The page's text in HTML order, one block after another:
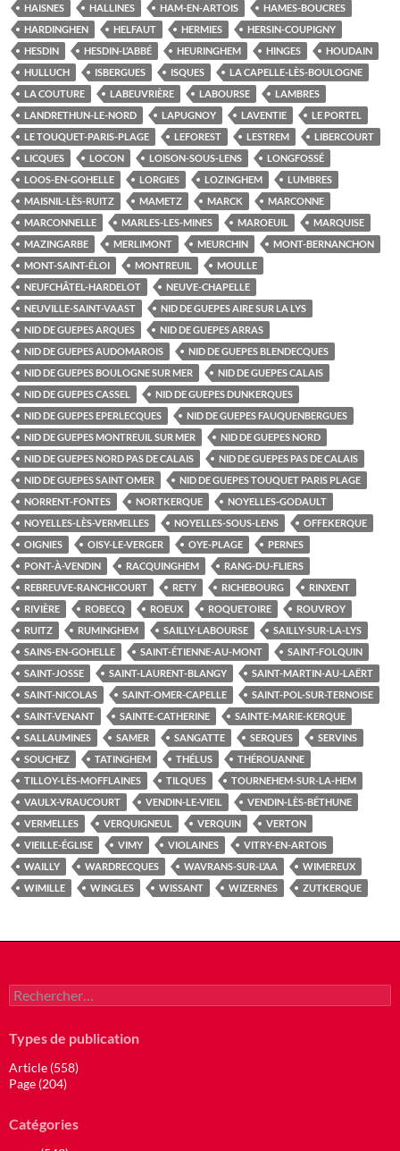
HAISNES
HALLINES HAM-EN-ARTOIS
HAMES-BOUCRES
HARDINGHEN
HELFAUT HERMIES
HERSIN-COUPIGNY
HESDIN
HESDIN-L’ABBÉ HEURINGHEM HINGES
HOUDAIN
HULLUCH
ISBERGUES ISQUES
LA CAPELLE-LÈS-BOULOGNE
LA COUTURE
LABEUVRIÈRE LABOURSE
LAMBRES
LANDRETHUN-LE-NORD
LAPUGNOY LAVENTIE
LE PORTEL
LE TOUQUET-PARIS-PLAGE
LEFOREST LESTREM
LIBERCOURT
LICQUES
LOCON LOISON-SOUS-LENS
LONGFOSSÉ
LOOS-EN-GOHELLE
LORGIES LOZINGHEM
LUMBRES
MAISNIL-LÈS-RUITZ
MAMETZ MARCK
MARCONNE
MARCONNELLE
MARLES-LES-MINES MAROEUIL
MARQUISE
MAZINGARBE
MERLIMONT MEURCHIN
MONT-BERNANCHON
MONT-SAINT-ÉLOI
MONTREUIL
MOULLE
NEUFCHÂTEL-HARDELOT
NEUVE-CHAPELLE
NEUVILLE-SAINT-VAAST
NID DE GUEPES AIRE SUR LA LYS
NID DE GUEPES ARQUES
NID DE GUEPES ARRAS
NID DE GUEPES AUDOMAROIS
NID DE GUEPES BLENDECQUES
NID DE GUEPES BOULOGNE SUR MER
NID DE GUEPES CALAIS
NID DE GUEPES CASSEL
NID DE GUEPES DUNKERQUES
NID DE GUEPES EPERLECQUES
NID DE GUEPES FAUQUENBERGUES
NID DE GUEPES MONTREUIL SUR MER
NID DE GUEPES NORD
NID DE GUEPES NORD PAS DE CALAIS
NID DE GUEPES PAS DE CALAIS
NID DE GUEPES SAINT OMER
NID DE GUEPES TOUQUET PARIS PLAGE
NORRENT-FONTES
NORTKERQUE
NOYELLES-GODAULT
NOYELLES-LÈS-VERMELLES
NOYELLES-SOUS-LENS
OFFEKERQUE
OIGNIES
OISY-LE-VERGER OYE-PLAGE
PERNES
PONT-À-VENDIN
RACQUINGHEM
RANG-DU-FLIERS
REBREUVE-RANCHICOURT
RETY RICHEBOURG
RINXENT
RIVIÈRE
ROBECQ ROEUX ROQUETOIRE
ROUVROY
RUITZ
RUMINGHEM SAILLY-LABOURSE
SAILLY-SUR-LA-LYS
SAINS-EN-GOHELLE
SAINT-ÉTIENNE-AU-MONT
SAINT-FOLQUIN
SAINT-JOSSE
SAINT-LAURENT-BLANGY
SAINT-MARTIN-AU-LAËRT
SAINT-NICOLAS
SAINT-OMER-CAPELLE
SAINT-POL-SUR-TERNOISE
SAINT-VENANT
SAINTE-CATHERINE
SAINTE-MARIE-KERQUE
SALLAUMINES
SAMER SANGATTE SERQUES
SERVINS
SOUCHEZ
TATINGHEM THÉLUS
THÉROUANNE
TILLOY-LÈS-MOFFLAINES
TILQUES
TOURNEHEM-SUR-LA-HEM
VAULX-VRAUCOURT
VENDIN-LE-VIEIL
VENDIN-LÈS-BÉTHUNE
VERMELLES
VERQUIGNEUL VERQUIN
VERTON
VIEILLE-ÉGLISE
VIMY VIOLAINES
VITRY-EN-ARTOIS
WAILLY
WARDRECQUES WAVRANS-SUR-L’AA
WIMEREUX
WIMILLE
WINGLES WISSANT WIZERNES ZUTKERQUE
Rechercher :
Types de publication
Article (558)
Page (204)
Catégories